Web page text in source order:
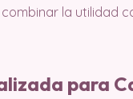
la utilidad
para